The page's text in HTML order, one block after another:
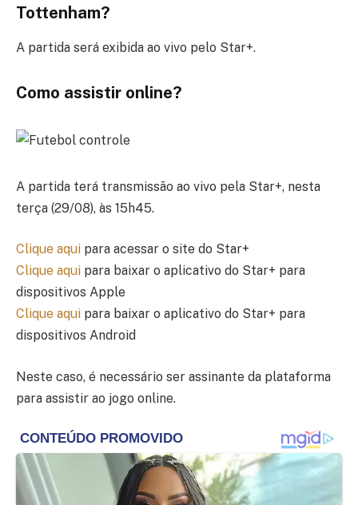
Tottenham?
A partida será exibida ao vivo pelo Star+.
Como assistir online?
A partida terá transmissão ao vivo pela Star+, nesta
terça (29/08), às 15h45.
Clique aqui para acessar o site do Star+
Clique aqui para baixar o aplicativo do Star+ para
dispositivos Apple
Clique aqui para baixar o aplicativo do Star+ para
dispositivos Android
Neste caso, é necessário ser assinante da plataforma
para assistir ao jogo online.